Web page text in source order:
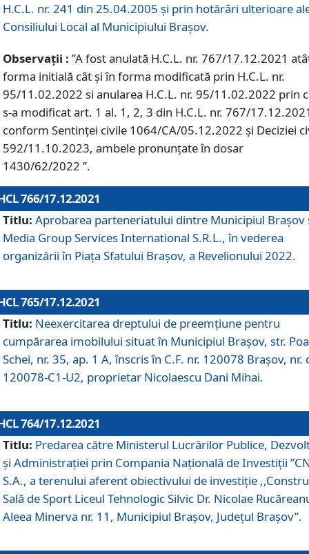
H.C.L. nr. 241 din 25.04.2005 și prin hotărâri ulterioare
Consiliului Local al Municipiului Braşov.
Observații : ”A fost anulată H.C.L. nr. 767/17.12.2021
forma initială cât și în forma modificată prin H.C.L. nr.
95/11.02.2022 si anularea H.C.L. nr. 95/11.02.2022 prin
s-a modificat art. 1 al. 1, 2, 3 din H.C.L. nr. 767/
conform Sentinței civile 1064/CA/05.12.2022 și Deciziei
592/11.10.2023, ambele pronunțate în dosar
1430/62/2022 ”.
766/17.12.2021
Titlu: Aprobarea parteneriatului dintre Municipiul Brașov
Media Group Services International S.R.L., în vederea
organizării în Piața Sfatului Brașov, a Revelionului 2022.
765/17.12.2021
Titlu: Neexercitarea dreptului de preemţiune pentru
cumpărarea imobilului situat în Municipiul Braşov, str.
Schei, nr. 35, ap. 1 A, înscris în C.F. nr. 120078 Brașov, nr.
120078-C1-U2, proprietar Nicolaescu Dani Mihai.
764/17.12.2021
Titlu: Predarea către Ministerul Lucrărilor Publice,
și Administrației prin Compania Naţională de Investiţii
S.A., a terenului aferent obiectivului de investiţie
Sală de Sport Liceul Tehnologic Silvic Dr. Nicolae
Aleea Minerva nr. 11, Municipiul Brașov, Județul Brașov”.